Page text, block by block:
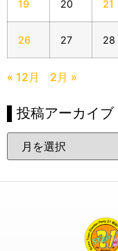
19 20 21
26 27 28
« 12月 2月 »
▌投稿アーカイブ